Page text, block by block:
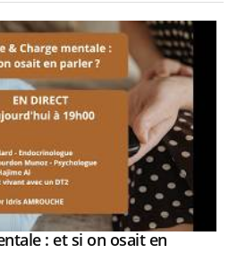
: et si on osait en